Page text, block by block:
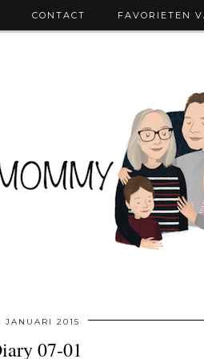
CONTACT FAVORIETEN
JANUARI 2015
07-01